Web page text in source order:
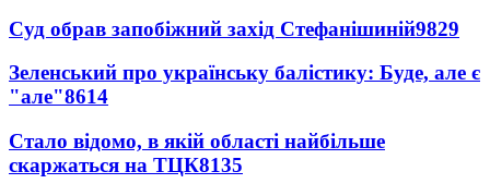
Суд обрав запобіжний захід Стефанішиній9829
Зеленський про українську балістику: Буде, але є
"але"8614
Стало відомо, в якій області найбільше
скаржаться на ТЦК8135